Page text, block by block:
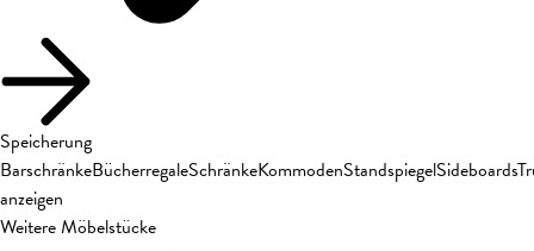
Speicherung
BarschränkeBücherregaleSchränkeKommodenStandspiegelSideboards
anzeigen
Weitere Möbelstücke